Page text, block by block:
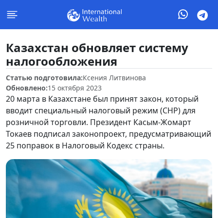
Казахстан обновляет систему
налогообложения
Статью подготовила:Ксения Литвинова
Обновлено:15 октября 2023
20 марта в Казахстане был принят закон, который
вводит специальный налоговый режим (СНР) для
розничной торговли. Президент Касым-Жомарт
Токаев подписал законопроект, предусматривающий
25 поправок в Налоговый Кодекс страны.